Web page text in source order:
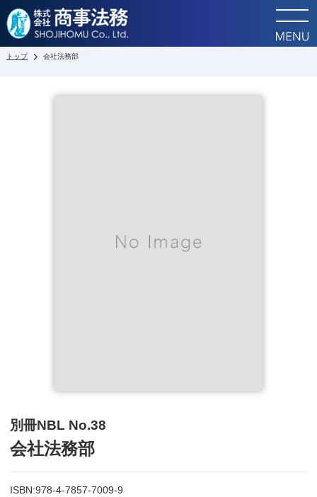
トップ 会社法務部
別冊NBL No.38
会社法務部
ISBN:978-4-7857-7009-9